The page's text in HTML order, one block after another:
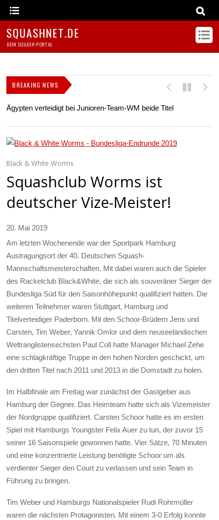
SQUASHNET.DE
DEIN SQUASH-PORTAL
BREAKING NEWS
Ägypten verteidigt bei Junioren-Team-WM beide Titel
Black & White Worms
Squashclub Worms ist
deutscher Vize-Meister!
20. Mai 2019
Am letzten Wochenende war der Sportpark Hamburg
Austragungsort der 40. Deutschen Squash-
Mannschaftsmeisterschaften. Mit dabei waren auch die Spieler
des Racketclub Black&White, die sich als souveräner Sieger der
Bundesliga Süd für den Saisonhöhepunkt qualifiziert hatten. Die
weiteren Teilnehmer waren Stuttgart, Hamburg und
Titelverteidiger Paderborn. Mit den Schoor-Brüdern Jens und
Carsten, Tim Weber, Yannik Omlor und dem neuseeländischen
Weltranglistensechsten Paul Coll hatte Manager Michael Zehe
eine schlagkräftige Truppe in den hohen Norden geschickt, um
den dritten Titel nach 2011 und 2013 in die Domstadt zu holen.
Im Halbfinale am Freitag war zunächst der Gastgeber aus
Hamburg der Gegner. Das Heimteam hatte sich als Vizemeister
der Nordgruppe qualifiziert. Carsten Schoor hatte es im ersten
Spiel mit Hamburgs Youngster Felix Auer zu tun, der zuvor 15
seiner 16 Saisonspiele gewonnen hatte. Vier Sätze, 70 Minuten
und eine konzentrierte Leistung benötigte Schoor um als
verdienter Sieger den Court zu verlassen und sein Team in
Führung zu bringen.
Tim Weber und Hamburgs Nationalspieler Rudi Rohrmüller
waren die nächsten Protagonisten. Mit einem 3-0 Erfolg konnte